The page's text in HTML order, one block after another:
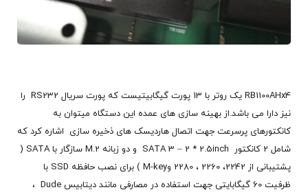
RB1100AHx4 یک روتر با 13 پورت گیگابیتیست که پورت سریال RS232 را
نیز دارا می باشد.از بهینه سازی های عمده این دستگاه میتوان به
کانکتورهای پرسرعت جهت اتصال هاردیسک های ذخیره سازی اشاره کرد که
شامل 2 کانکتور SATA 3 – 2 * 2.5inch و دو زبانه M.2 سازگار با SATA (
پشتیبانی از 2242، 2260 ، 2280 وM-key ) برای نصب حافظه SSD با
ظرفیت 60 گیگابایتی جهت استفاده در مصارفی مانند دیتابیس Dude ،